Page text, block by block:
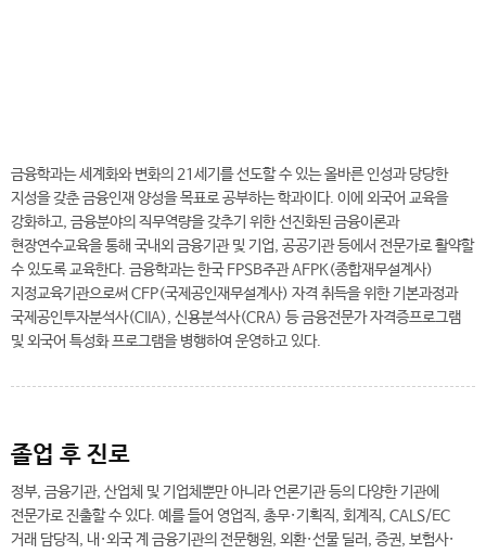
금융학과는 세계화와 변화의 21세기를 선도할 수 있는 올바른 인성과 당당한
지성을 갖춘 금융인재 양성을 목표로 공부하는 학과이다. 이에 외국어 교육을
강화하고, 금융분야의 직무역량을 갖추기 위한 선진화된 금융이론과
현장연수교육을 통해 국내외 금융기관 및 기업, 공공기관 등에서 전문가로 활약할
수 있도록 교육한다. 금융학과는 한국 FPSB주관 AFPK(종합재무설계사)
지정교육기관으로써 CFP(국제공인재무설계사) 자격 취득을 위한 기본과정과
국제공인투자분석사(CIIA), 신용분석사(CRA) 등 금융전문가 자격증프로그램
및 외국어 특성화 프로그램을 병행하여 운영하고 있다.
졸업 후 진로
정부, 금융기관, 산업체 및 기업체뿐만 아니라 언론기관 등의 다양한 기관에
전문가로 진출할 수 있다. 예를 들어 영업직, 총무·기획직, 회계직, CALS/EC
거래 담당직, 내·외국 계 금융기관의 전문행원, 외환·선물 딜러, 증권, 보험사·